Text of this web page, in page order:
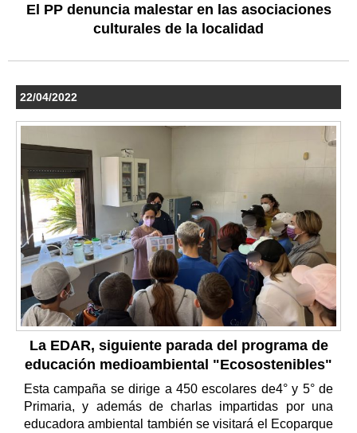
El PP denuncia malestar en las asociaciones
culturales de la localidad
22/04/2022
La EDAR, siguiente parada del programa de
educación medioambiental "Ecosostenibles"
Esta campaña se dirige a 450 escolares de4° y 5° de
Primaria, y además de charlas impartidas por una
educadora ambiental también se visitará el Ecoparque